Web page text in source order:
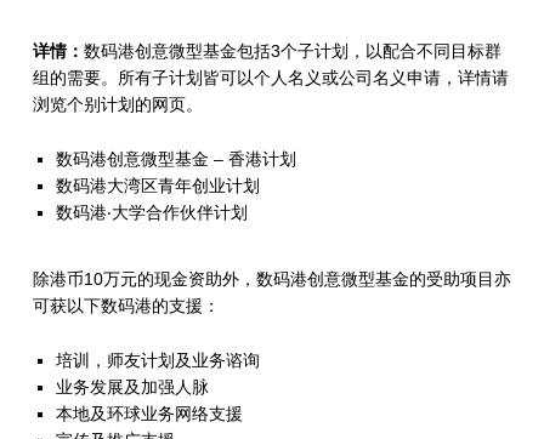
微
型
基
金
C
C
M
F
详情： 数码港创意微型基金包括3个子计划，以配合不同目标群
组的需要。所有子计划皆可以个人名义或公司名义申请，详情请
浏览个别计划的网页。
数码港创意微型基金 – 香港计划
数码港大湾区青年创业计划
数码港‧大学合作伙伴计划
除港币10万元的现金资助外，数码港创意微型基金的受助项目亦
可获以下数码港的支援：
培训，师友计划及业务谘询
业务发展及加强人脉
本地及环球业务网络支援